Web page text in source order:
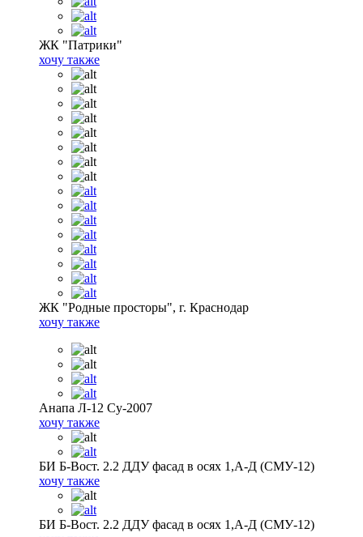
ЖК "Патрики"
хочу также
ЖК "Родные просторы", г. Краснодар
хочу также
Анапа Л-12 Су-2007
хочу также
БИ Б-Вост. 2.2 ДДУ фасад в осях 1,А-Д (СМУ-12)
хочу также
БИ Б-Вост. 2.2 ДДУ фасад в осях 1,А-Д (СМУ-12)